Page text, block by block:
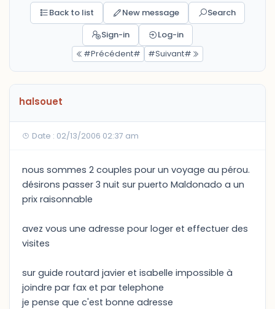
Back to list New message
Search
Sign-in
Log-in
#Précédent#
#Suivant#
halsouet
Date : 02/13/2006 02:37 am
nous sommes 2 couples pour un voyage au pérou.
désirons passer 3 nuit sur puerto Maldonado a un
prix raisonnable
avez vous une adresse pour loger et effectuer des
visites
sur guide routard javier et isabelle impossible à
joindre par fax et par telephone
je pense que c'est bonne adresse